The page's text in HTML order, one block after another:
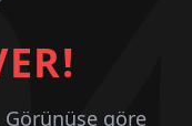
Görünüşe göre